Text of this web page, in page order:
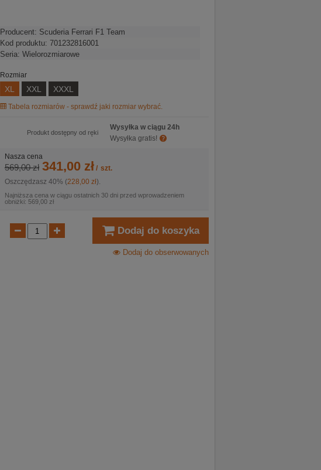
Producent: Scuderia Ferrari F1 Team
Kod produktu: 701232816001
Seria: Wielorozmiarowe
Rozmiar
XL XXL XXXL
Tabela rozmiarów - sprawdź jaki rozmiar wybrać.
Produkt dostępny od ręki
Wysyłka w ciągu 24h
Wysyłka gratis!
Nasza cena
569,00 zł 341,00 zł/ szt.
Oszczędzasz 40% (228,00 zł).
Najniższa cena w ciągu ostatnich 30 dni przed wprowadzeniem
obniżki: 569,00 zł
Dodaj do koszyka
Dodaj do obserwowanych